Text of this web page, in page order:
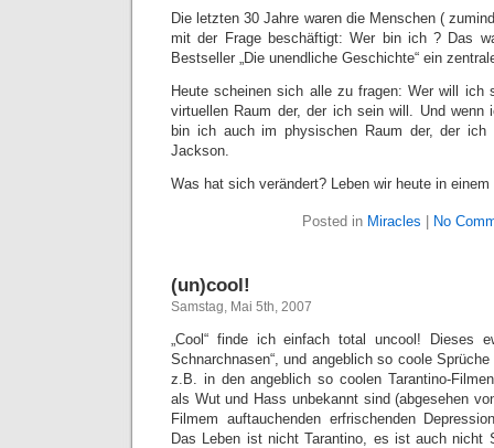
Die letzten 30 Jahre waren die Menschen (
mit der Frage beschäftigt: Wer bin ich ? Das
Bestseller „Die unendliche Geschichte“ ein
Heute scheinen sich alle zu fragen: Wer will ich
virtuellen Raum der, der ich sein will. Und wenn
bin ich auch im physischen Raum der, der
Jackson.
Was hat sich verändert? Leben wir heute in
Posted in Miracles No
(un)cool!
Samstag, Mai 5th, 2007
„Cool“ finde ich einfach total uncool! Dieses
Schnarchnasen“, und angeblich so coole
z.B. in den angeblich so coolen Tarantino-
als Wut und Hass unbekannt sind (abgesehen
Filmem auftauchenden erfrischenden
Das Leben ist nicht Tarantino, es ist auch nicht